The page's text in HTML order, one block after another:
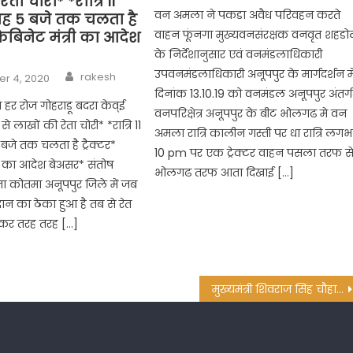
5 बजे तक चलता है
मंत्री का आदेश
4, 2020 Author
rakesh
रोज गोहराडू बदरा केव्ई
लाखों की रेता चोरी* *रात्रि 11
तक चलता है ट्रैक्टर*
का आदेश बेअसर* संतोष
कोतमा अनूपपुर जिले में जब
का ठेका हुआ है तब से रेत
तरह तरह […]
वन अमला ने पकडा अवैध परिवहन करते
वाहन फूंनगा मुख्यवनसंरक्षक वनवृत
के निर्देशानुसार एवं वनमंडलाधिकारी
उपवनमंडलाधिकारी अनूपपुर के मार्गदर्शन
दिनांक 13.10.19 को वनमंडल अनूपपुर
वनपरिक्षेत्र अनूपपुर के बीट भोलगढ मे वन
अमला रात्रि कालीन गस्ती पर धा रात्रि
10 pm पर एक ट्रेक्टर वाहन पसला तरफ
भोलगढ तरफ आता दिखाई […]
मुख्यमंत्री शिवराज सिंह चौहान ने भाजपा प्रत्याशी हीरा सिंह श्याम के पक्ष में मांगा जनता का आशीर्वाद